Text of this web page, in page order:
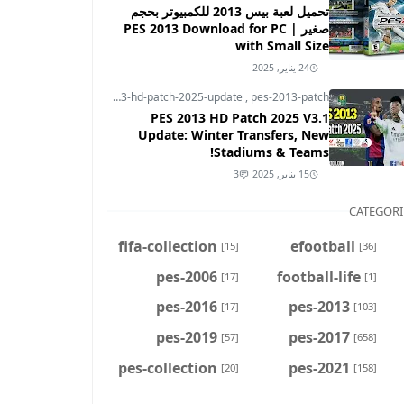
تحميل لعبة بيس 2013 للكمبيوتر بحجم
صغير | PES 2013 Download for PC
with Small Size
24 يناير, 2025
pes-2013-hd-patch-2025-update , pes-2013-patch
PES 2013 HD Patch 2025 V3.1
Update: Winter Transfers, New
Stadiums & Teams!
15 يناير, 2025 3
efootball [36]
fifa-collection [15]
football-life [1]
pes-2006 [17]
pes-2013 [103]
pes-2016 [17]
pes-2017 [658]
pes-2019 [57]
pes-2021 [158]
pes-collection [20]